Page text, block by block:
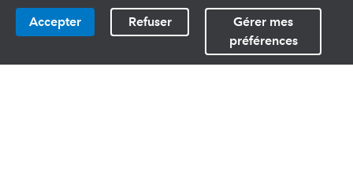
Accepter Refuser
Gérer mes
préférences